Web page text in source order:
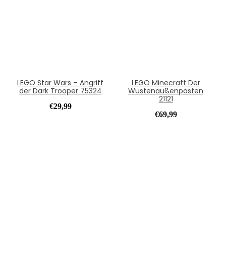
LEGO Star Wars – Angriff
der Dark Trooper 75324
€29,99
LEGO Minecraft Der
Wüstenaußenposten
21121
€69,99